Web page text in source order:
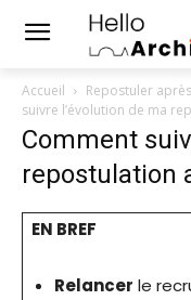
Accueil Repostuler
suivre l’évolution de ma
Comment
repostulation
EN BREF
Relancer le